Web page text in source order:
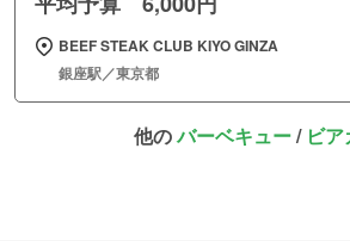
BEEF STEAK CLUB KIYO GINZA
銀座駅／東京都
他のバーベキュー/ ビ